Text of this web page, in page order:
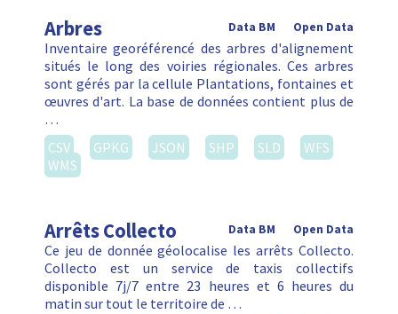
Arbres Open Data
Data BM
Inventaire georéférencé des arbres d'alignement
situés le long des voiries régionales. Ces arbres
sont gérés par la cellule Plantations, fontaines et
œuvres d'art. La base de données contient plus de
…
CSV
GPKG JSON SHP SLD
WFS
WMS
Arrêts Collecto Open Data
Data BM
Ce jeu de donnée géolocalise les arrêts Collecto.
Collecto est un service de taxis collectifs
disponible 7j/7 entre 23 heures et 6 heures du
matin sur tout le territoire de …